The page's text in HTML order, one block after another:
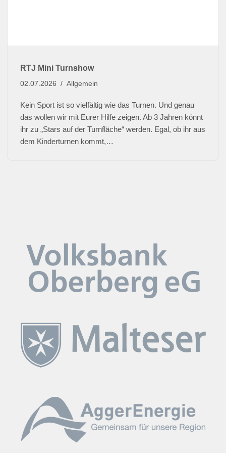
RTJ Mini Turnshow
02.07.2026 Allgemein
Kein Sport ist so vielfältig wie das Turnen. Und genau
das wollen wir mit Eurer Hilfe zeigen. Ab 3 Jahren könnt
ihr zu „Stars auf der Turnfläche“ werden. Egal, ob ihr aus
dem Kinderturnen kommt,…